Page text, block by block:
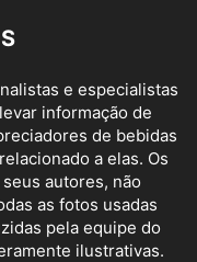
e especialistas
informação de
de bebidas
a elas. Os
autores, não
as fotos usadas
pela equipe do
ilustrativas.